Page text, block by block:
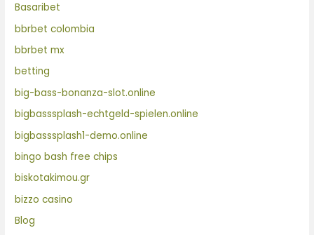
Basaribet
bbrbet colombia
bbrbet mx
betting
big-bass-bonanza-slot.online
bigbasssplash-echtgeld-spielen.online
bigbasssplash1-demo.online
bingo bash free chips
biskotakimou.gr
bizzo casino
Blog